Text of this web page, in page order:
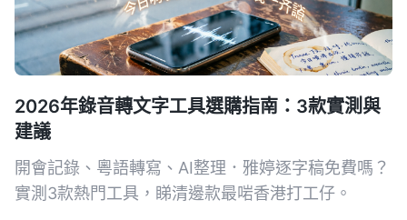
2026年錄音轉文字工具選購指南：3款實測與
建議
開會記錄、粵語轉寫、AI整理．雅婷逐字稿免費嗎？
實測3款熱門工具，睇清邊款最啱香港打工仔。